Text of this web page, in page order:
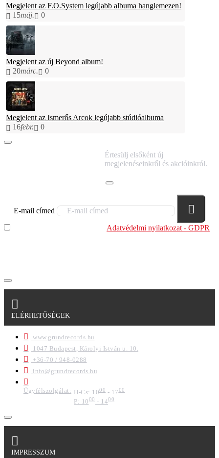
Megjelent az F.O.System legújabb albuma hanglemezen!
15máj. 0
Megjelent az új Beyond album!
20márc. 0
Megjelent az Ismerős Arcok legújabb stúdióalbuma
16febr. 0
Értesülj elsőként új
megjelenéseinkről és akcióinkról.
E-mail címed
Adatvédelmi nyilatkozat - GDPR
ELÉRHETŐSÉGEK
www.grundrecords.hu
1047 Budapest, Károlyi István u. 10.
+36-70 / 948-0288
info@grundrecords.hu
Ügyfélszolgálat: H-Cs: 1000 - 1700
P: 1000- 1400
IMPRESSZUM